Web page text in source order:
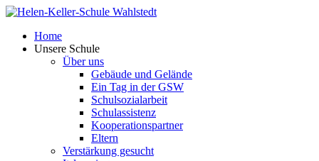
Home
Unsere Schule
Über uns
Gebäude und Gelände
Ein Tag in der GSW
Schulsozialarbeit
Schulassistenz
Kooperationspartner
Eltern
Verstärkung gesucht